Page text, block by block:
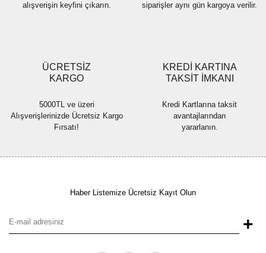
alışverişin keyfini çıkarın.
siparişler aynı gün kargoya verilir.
ÜCRETSİZ
KARGO
5000TL ve üzeri
Alışverişlerinizde Ücretsiz Kargo
Fırsatı!
KREDİ KARTINA
TAKSİT İMKANI
Kredi Kartlarına taksit
avantajlarından
yararlanın.
Haber Listemize Ücretsiz Kayıt Olun
+